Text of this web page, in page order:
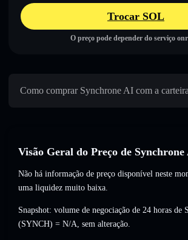
Trocar SOL
O preço pode depender do serviço
Como comprar Synchrone AI com a
Visão Geral do Preço de
Não há informação de preço disponível neste
uma liquidez muito baixa.
Snapshot: volume de negociação de 24 horas de
(SYNCH) = N/A, sem alteração.